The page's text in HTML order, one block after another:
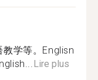
学等。Englisn
Lire plus